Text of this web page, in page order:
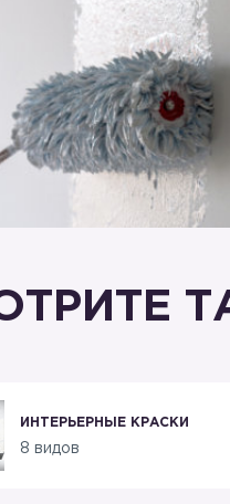
ИНТЕРЬЕРНЫЕ КРАСКИ
8 видов